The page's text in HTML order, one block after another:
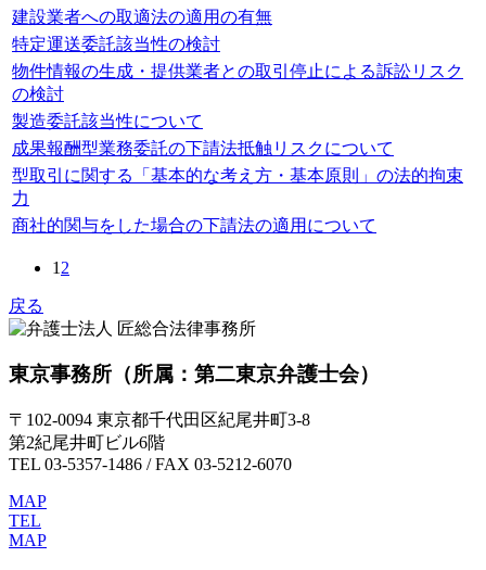
建設業者への取適法の適用の有無
特定運送委託該当性の検討
物件情報の生成・提供業者との取引停止による訴訟リスク
の検討
製造委託該当性について
成果報酬型業務委託の下請法抵触リスクについて
型取引に関する「基本的な考え方・基本原則」の法的拘束
力
商社的関与をした場合の下請法の適用について
1 2
戻る
東京事務所 （所属：第二東京弁護士会）
〒102-0094 東京都千代田区紀尾井町3-8
第2紀尾井町ビル6階
TEL 03-5357-1486 / FAX 03-5212-6070
MAP
TEL
MAP